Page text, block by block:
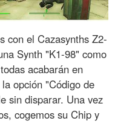
con el Cazasynths Z2-
Synth "K1-98" como
acabarán en
opción "Código de
sin disparar. Una vez
cogemos su Chip y